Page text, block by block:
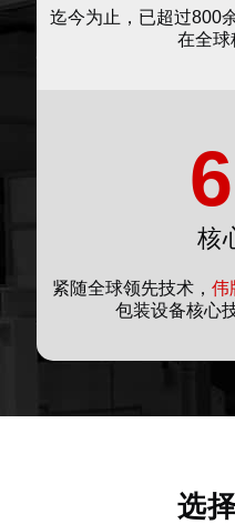
迄今为止，已超过800
在全球
核
紧随全球领先技术， 伟
包装设备核心
选